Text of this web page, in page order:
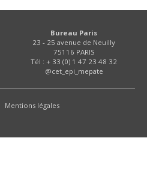
Bureau Paris
23 - 25 avenue de Neuilly
75116 PARIS
Tél : + 33 (0) 1 47 23 48 32
@cet_epi_mepate
Mentions légales